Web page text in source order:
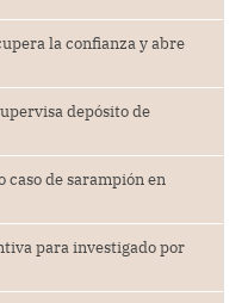
la confianza y abre
depósito de
caso de sarampión en
para investigado por